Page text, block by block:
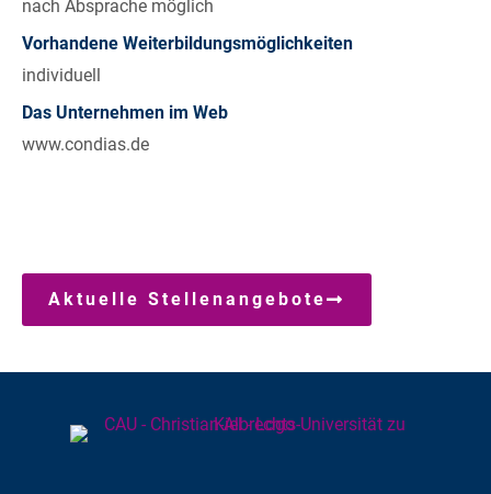
nach Absprache möglich
Vorhandene Weiterbildungsmöglichkeiten
individuell
Das Unternehmen im Web
www.condias.de
Aktuelle Stellenangebote